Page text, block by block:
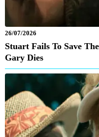
26/07/2026
Stuart Fails To Save
Gary Dies